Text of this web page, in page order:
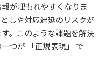
が埋もれやすくなりま
しや対応遅延のリスクが
。このような課題を解決
つが 「正規表現」 で